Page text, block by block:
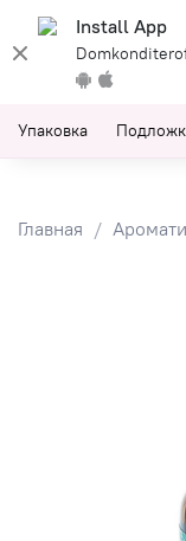
Install App
Упаковка
Главная